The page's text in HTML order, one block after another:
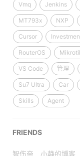
Vmq Jenkins
MT793x NXP
Cursor
RouterOS
VS Code 管理
Su7 Ultra Car
Skills Agent
FRIENDS
智伤帝 小静的博客